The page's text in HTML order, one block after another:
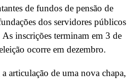
de fundos de pensão de
dos servidores públicos
inscrições terminam em 3 de
ocorre em dezembro.
articulação de uma nova chapa,